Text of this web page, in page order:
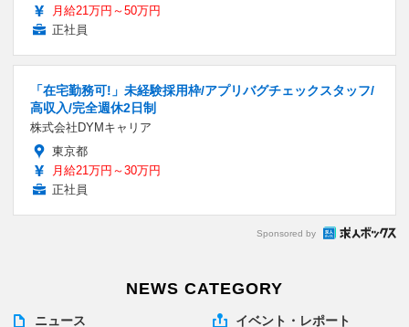
月給21万円～50万円
正社員
「在宅勤務可!」未経験採用枠/アプリバグチェックスタッフ/
高収入/完全週休2日制
株式会社DYMキャリア
東京都
月給21万円～30万円
正社員
Sponsored by
NEWS CATEGORY
ニュース イベント・レポート